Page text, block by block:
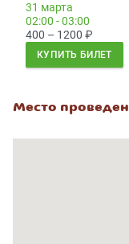
31 марта
02:00 - 03:00
400 – 1200 ₽
КУПИТЬ БИЛЕТ
Место